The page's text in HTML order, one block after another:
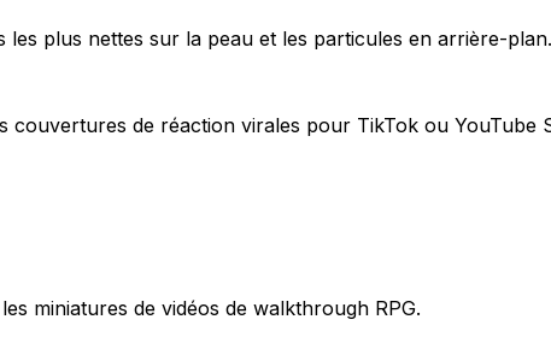
plus nettes sur la peau et les particules en arrière-plan.
couvertures de réaction virales pour TikTok ou YouTube
miniatures de vidéos de walkthrough RPG.